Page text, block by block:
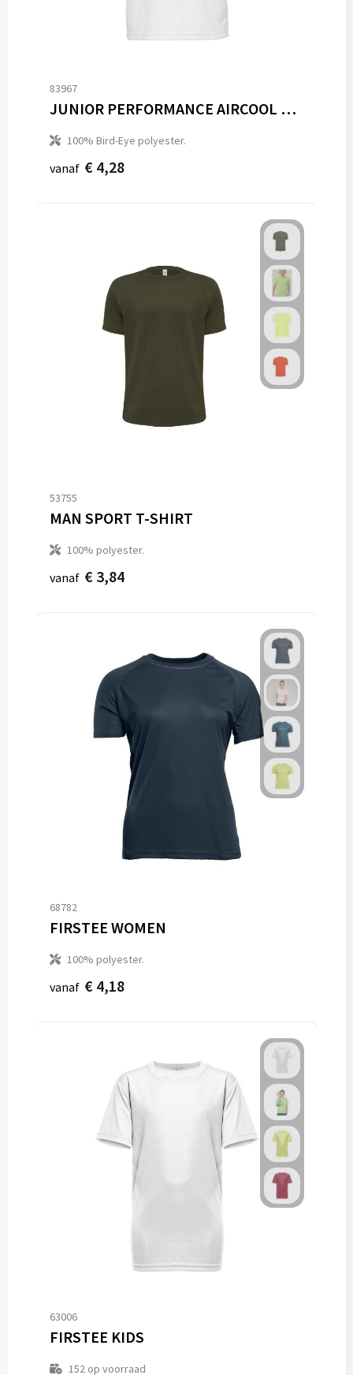
83967
JUNIOR PERFORMANCE AIRCOOL TEE
100% Bird-Eye polyester.
vanaf € 4,28
53755
MAN SPORT T-SHIRT
100% polyester.
vanaf € 3,84
68782
FIRSTEE WOMEN
100% polyester.
vanaf € 4,18
63006
FIRSTEE KIDS
152op voorraad